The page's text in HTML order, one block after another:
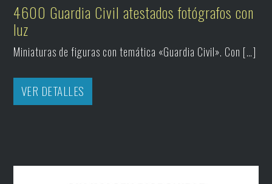
4600 Guardia Civil atestados fotógrafos con
luz
Miniaturas de figuras con temática «Guardia Civil». Con […]
VER DETALLES